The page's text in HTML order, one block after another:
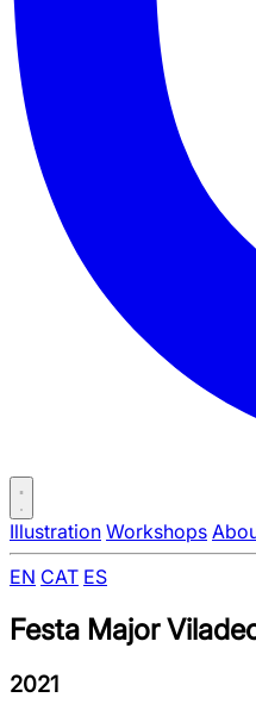
Illustration Workshops
EN CAT ES
Festa Major
2021